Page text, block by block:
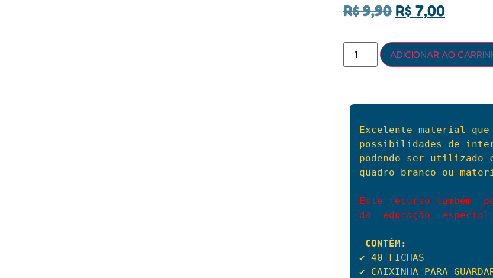
R$9,90 R$ 7,00
ADICIONAR AO
Excelente material
possibilidades de
podendo ser utilizado
quadro branco ou
Este recurso também
da  educação
CONTÉM:
✔️ 40 FICHAS
✔️ CAIXINHA PARA